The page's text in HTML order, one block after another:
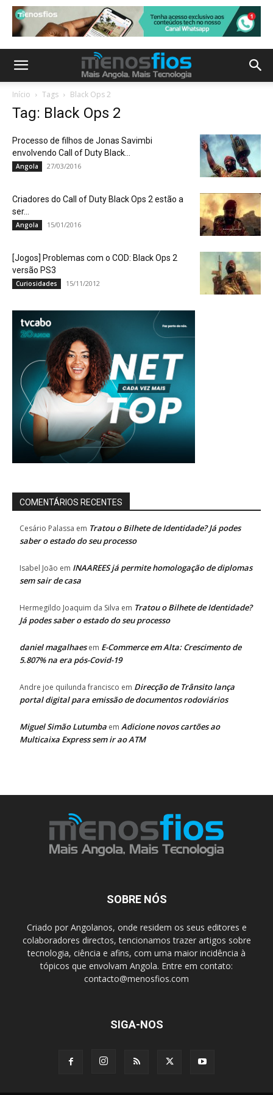
Início Tags Black Ops 2
Tag: Black Ops 2
Processo de filhos de Jonas Savimbi
envolvendo Call of Duty Black...
Angola 27/03/2016
Criadores do Call of Duty Black Ops 2 estão a
ser...
Angola 15/01/2016
[Jogos] Problemas com o COD: Black Ops 2
versão PS3
Curiosidades 15/11/2012
COMENTÁRIOS RECENTES
Cesário Palassa em Tratou o Bilhete de Identidade? Já podes
saber o estado do seu processo
Isabel João em INAAREES já permite homologação de diplomas
sem sair de casa
Hermegildo Joaquim da Silva em Tratou o Bilhete de Identidade?
Já podes saber o estado do seu processo
daniel magalhaesem E-Commerce em Alta: Crescimento de
5.807% na era pós-Covid-19
Andre joe quilunda francisco em Direcção de Trânsito lança
portal digital para emissão de documentos rodoviários
Miguel Simão Lutumba em Adicione novos cartões ao
Multicaixa Express sem ir ao ATM
SOBRE NÓS
Criado por Angolanos, onde residem os seus editores e
colaboradores directos, tencionamos trazer artigos sobre
tecnologia, ciência e afins, com uma maior incidência à
tópicos que envolvam Angola. Entre em contato:
contacto@menosfios.com
SIGA-NOS